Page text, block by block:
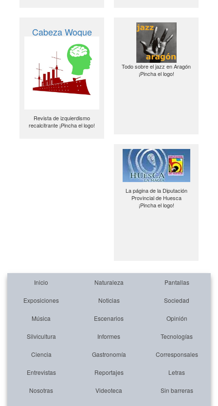
Cabeza Woque
Revista de izquierdismo
recalcitrante ¡Pincha el logo!
Todo sobre el jazz en Aragón
¡Pincha el logo!
La página de la Diputación
Provincial de Huesca
¡Pincha el logo!
Inicio Naturaleza Pantallas
Exposiciones Noticias Sociedad
Música Escenarios Opinión
Silvicultura Informes Tecnologías
Ciencia Gastronomía Corresponsales
Entrevistas Reportajes Letras
Nosotras Videoteca Sin barreras